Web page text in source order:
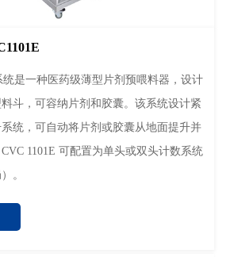
统是一种医药级薄型片剂预喂料器，设计
斗，可容纳片剂和胶囊。该系统设计紧
统，可自动将片剂或胶囊从地面提升并
1101E 可配置为单头或双头计数系统
。